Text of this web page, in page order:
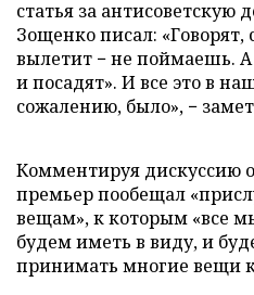
статья за антисоветскую
Зощенко писал: «Говорят,
вылетит − не поймаешь.
и посадят». И все это в
сожалению, было», −
Комментируя дискуссию
премьер пообещал
вещам», к которым «все
будем иметь в виду, и
принимать многие вещи